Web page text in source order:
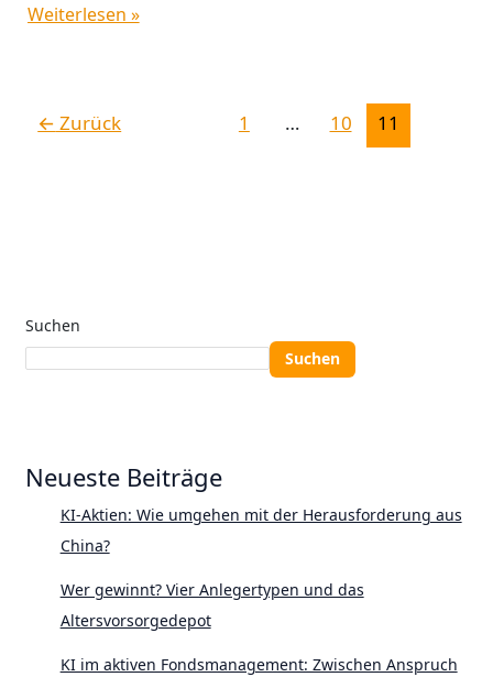
Weiterlesen »
← Zurück 1 … 10 11
Suchen
Suchen
Neueste Beiträge
KI-Aktien: Wie umgehen mit der Herausforderung aus
China?
Wer gewinnt? Vier Anlegertypen und das
Altersvorsorgedepot
KI im aktiven Fondsmanagement: Zwischen Anspruch